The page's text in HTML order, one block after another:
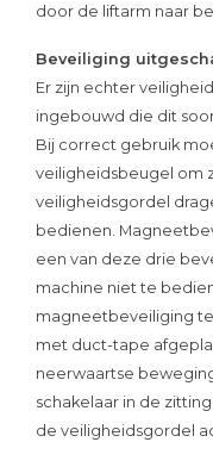
door de liftarm naar
Beveiliging
Er zijn echter
ingebouwd die dit
Bij correct gebruik
veiligheidsbeugel om
veiligheidsgordel
bedienen.
een van deze drie
machine niet te
magneetbeveiliging
met duct-tape
neerwaartse
schakelaar in de
de veiligheidsgordel